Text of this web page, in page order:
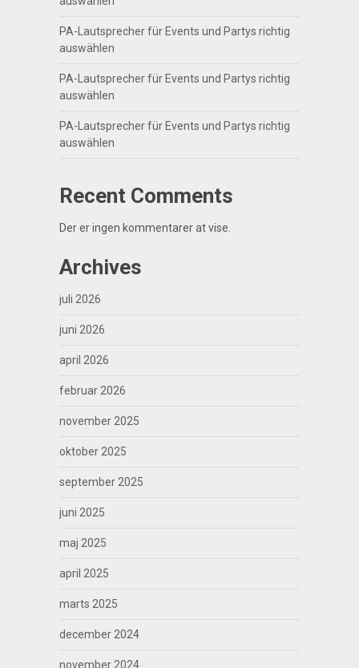
PA-Lautsprecher für Events und Partys richtig
auswählen
PA-Lautsprecher für Events und Partys richtig
auswählen
PA-Lautsprecher für Events und Partys richtig
auswählen
Recent Comments
Der er ingen kommentarer at vise.
Archives
juli 2026
juni 2026
april 2026
februar 2026
november 2025
oktober 2025
september 2025
juni 2025
maj 2025
april 2025
marts 2025
december 2024
november 2024